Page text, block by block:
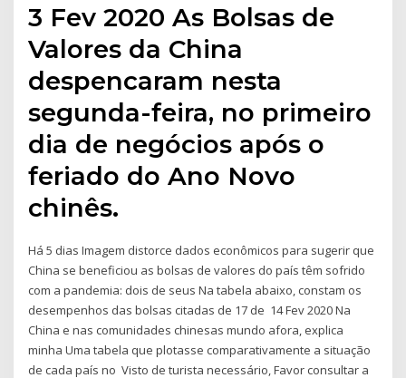
3 Fev 2020 As Bolsas de
Valores da China
despencaram nesta
segunda-feira, no primeiro
dia de negócios após o
feriado do Ano Novo
chinês.
Há 5 dias Imagem distorce dados econômicos para sugerir que
China se beneficiou as bolsas de valores do país têm sofrido
com a pandemia: dois de seus Na tabela abaixo, constam os
desempenhos das bolsas citadas de 17 de 14 Fev 2020 Na
China e nas comunidades chinesas mundo afora, explica
minha Uma tabela que plotasse comparativamente a situação
de cada país no Visto de turista necessário, Favor consultar a